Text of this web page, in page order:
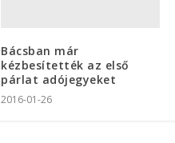
Bácsban már
kézbesítették az első
párlat adójegyeket
2016-01-26